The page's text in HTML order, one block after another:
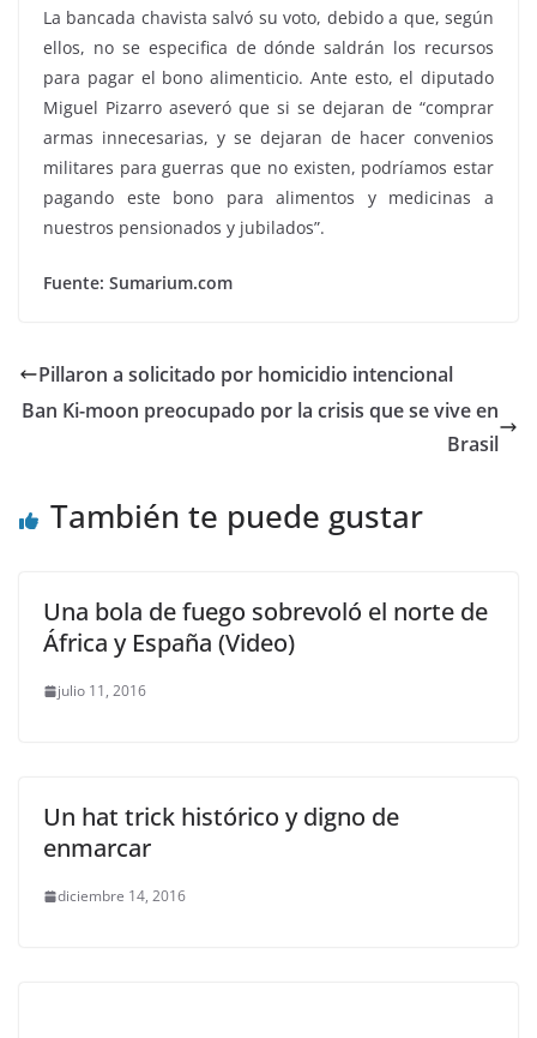
La bancada chavista salvó su voto, debido a que, según
ellos, no se especifica de dónde saldrán los recursos
para pagar el bono alimenticio. Ante esto, el diputado
Miguel Pizarro aseveró que si se dejaran de “comprar
armas innecesarias, y se dejaran de hacer convenios
militares para guerras que no existen, podríamos estar
pagando este bono para alimentos y medicinas a
nuestros pensionados y jubilados”.
Fuente: Sumarium.com
Pillaron a solicitado por homicidio intencional
Ban Ki-moon preocupado por la crisis que se vive en
Brasil
También te puede gustar
Una bola de fuego sobrevoló el norte de
África y España (Video)
julio 11, 2016
Un hat trick histórico y digno de
enmarcar
diciembre 14, 2016